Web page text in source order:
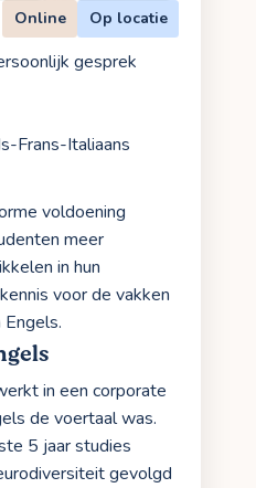
Online Op locatie
gesprek
Frans-Italiaans
voldoening
meer
in hun
voor de vakken
in een corporate
de voertaal was.
5 jaar studies
gevolgd